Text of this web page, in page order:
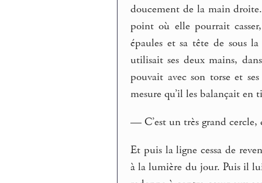
doucement de la main
point où elle pourrait
épaules et sa tête de sous
utilisait ses deux mains,
pouvait avec son torse et
mesure qu’il les balançait en
— C’est un très grand
Et puis la ligne cessa de
à la lumière du jour. Puis il